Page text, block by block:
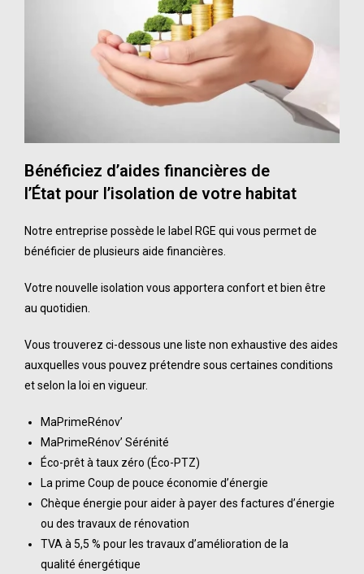
Bénéficiez d’aides financières de
l’État pour l’isolation de votre habitat
Notre entreprise possède le label RGE qui vous permet de
bénéficier de plusieurs aide financières.
Votre nouvelle isolation vous apportera confort et bien être
au quotidien.
Vous trouverez ci-dessous une liste non exhaustive des aides
auxquelles vous pouvez prétendre sous certaines conditions
et selon la loi en vigueur.
MaPrimeRénov’
MaPrimeRénov’ Sérénité
Éco-prêt à taux zéro (Éco-PTZ)
La prime Coup de pouce économie d’énergie
Chèque énergie pour aider à payer des factures d’énergie
ou des travaux de rénovation
TVA à 5,5 % pour les travaux d’amélioration de la
qualité énergétique